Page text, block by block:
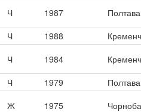
Ч 1987
Полтава
Ч 1988
Ч 1984
Ч 1979
Полтава
Ж 1975